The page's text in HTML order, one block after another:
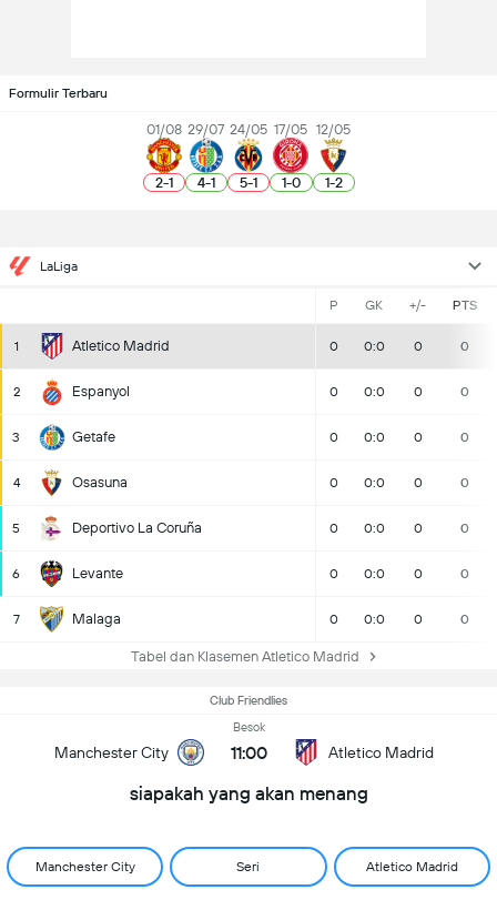
Formulir Terbaru
01/08
2-1
29/07
4-1
24/05
5-1
17/05
1-0
12/05
1-2
LaLiga
P GK +/- PTS
1 Atletico Madrid 0 0:0 0 0
2 Espanyol 0 0:0 0 0
3 Getafe 0 0:0 0 0
4 Osasuna 0 0:0 0 0
5 Deportivo La Coruña 0 0:0 0 0
6 Levante 0 0:0 0 0
7 Malaga 0 0:0 0 0
Tabel dan Klasemen Atletico Madrid
Club Friendlies
Manchester City
Besok
11:00 Atletico Madrid
siapakah yang akan menang
Manchester City Seri Atletico Madrid